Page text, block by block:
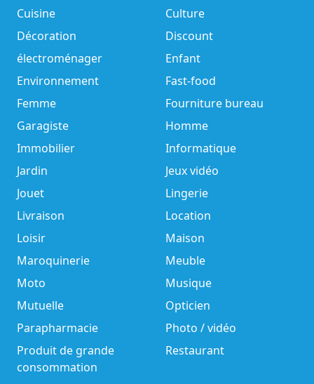
Cuisine
Culture
Décoration
Discount
électroménager
Enfant
Environnement
Fast-food
Femme
Fourniture bureau
Garagiste
Homme
Immobilier
Informatique
Jardin
Jeux vidéo
Jouet
Lingerie
Livraison
Location
Loisir
Maison
Maroquinerie
Meuble
Moto
Musique
Mutuelle
Opticien
Parapharmacie
Photo / vidéo
Produit de grande
consommation
Restaurant